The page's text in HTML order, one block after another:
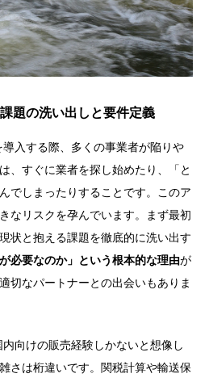
題の洗い出しと要件定義
入する際、多くの事業者が陥りや
、すぐに業者を探し始めたり、「と
でしまったりすることです。このア
なリスクを孕んでいます。まず最初
状と抱える課題を徹底的に洗い出す
必要なのか」という根本的な理由が
切なパートナーとの出会いもありま
向けの販売経験しかないと想像し
さは桁違いです。関税計算や輸送保